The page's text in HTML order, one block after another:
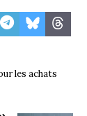
les achats